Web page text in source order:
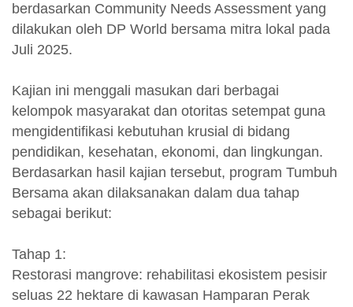
berdasarkan Community Needs Assessment yang
dilakukan oleh DP World bersama mitra lokal pada
Juli 2025.
Kajian ini menggali masukan dari berbagai
kelompok masyarakat dan otoritas setempat guna
mengidentifikasi kebutuhan krusial di bidang
pendidikan, kesehatan, ekonomi, dan lingkungan.
Berdasarkan hasil kajian tersebut, program Tumbuh
Bersama akan dilaksanakan dalam dua tahap
sebagai berikut:
Tahap 1:
Restorasi mangrove: rehabilitasi ekosistem pesisir
seluas 22 hektare di kawasan Hamparan Perak